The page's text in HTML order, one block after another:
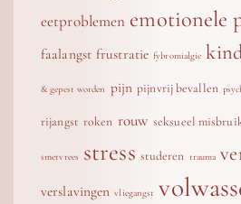
eetproblemen emotionele
faalangst frustratie fybromialgie
& gepest worden pijn pijnvrij bevallen
rijangst roken rouw seksueel
smetvrees stress studeren trauma
verslavingen vliegangst